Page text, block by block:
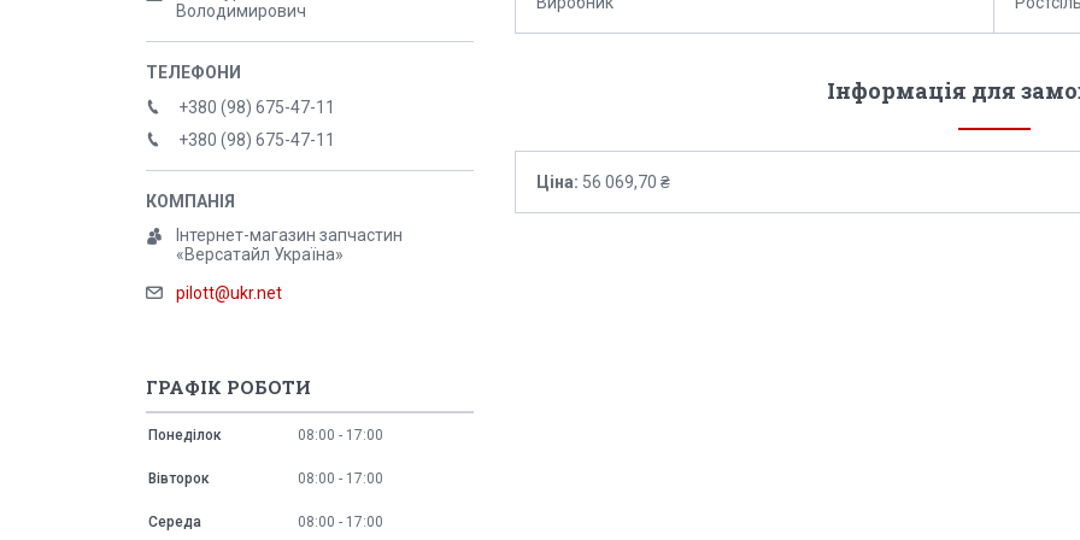
Інформація для
Ціна: 56 069,70 ₴
Володимирович
+380 (98) 675-47-11
+380 (98) 675-47-11
Інтернет-магазин запчастин
«Версатайл Україна»
pilott@ukr.net
ГРАФІК РОБОТИ
Понеділок 08:00 17:00
Вівторок 08:00 17:00
Середа 08:00 17:00